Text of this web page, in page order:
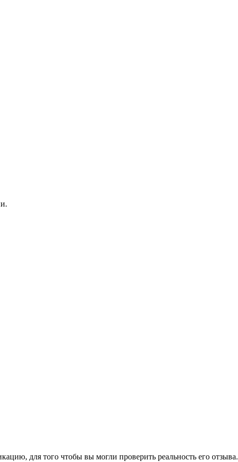
для того чтобы вы могли проверить реальность его отзыва.